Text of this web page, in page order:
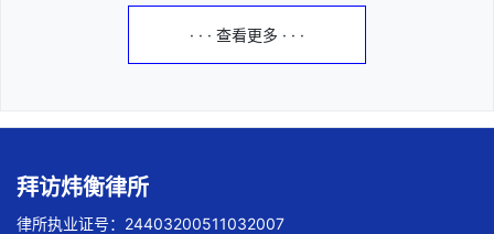
· · · 查看更多 · · ·
拜访炜衡律所
律所执业证号：24403200511032007